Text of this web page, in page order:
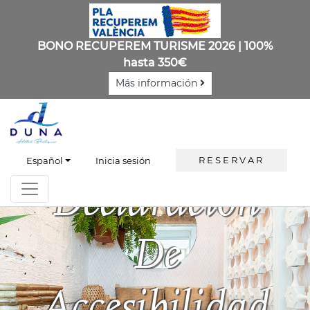
BONO RECUPEREM TURISME 2026 | 100%
hasta 350€
Más información
Español Inicia sesión RESERVAR
Declaración
De